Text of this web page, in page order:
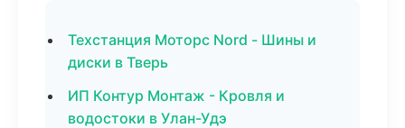
Техстанция Моторс Nord - Шины и
диски в Тверь
ИП Контур Монтаж - Кровля и
водостоки в Улан-Удэ